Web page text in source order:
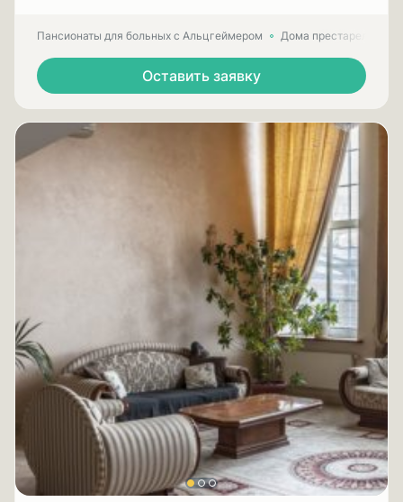
Пансионаты для больных с Альцгеймером Дома престарелых
Оставить заявку